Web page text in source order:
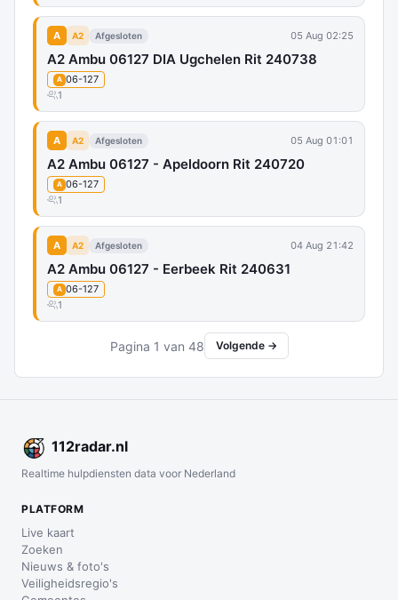
A A2 Afgesloten 05 Aug 02:25
A2 Ambu 06127 DIA Ugchelen Rit 240738
A 06-127
1
A A2 Afgesloten 05 Aug 01:01
A2 Ambu 06127 - Apeldoorn Rit 240720
A 06-127
1
A A2 Afgesloten 04 Aug 21:42
A2 Ambu 06127 - Eerbeek Rit 240631
A 06-127
1
Pagina 1 van 48 Volgende →
112radar.nl
Realtime hulpdiensten data voor Nederland
PLATFORM
Live kaart
Zoeken
Nieuws & foto's
Veiligheidsregio's